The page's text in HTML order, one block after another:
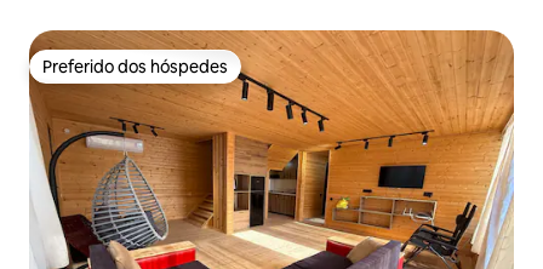
Preferido dos hóspedes
Preferido dos hóspedes